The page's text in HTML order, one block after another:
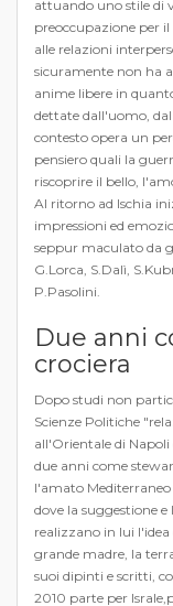
attuando uno stile di
preoccupazione per il
alle relazioni
sicuramente non ha
anime libere in
dettate dall'uomo, dal
contesto opera un
pensiero quali la
riscoprire il bello,
Al ritorno ad Ischia
impressioni ed
seppur maculato da
G.Lorca, S.Dalì,
P.Pasolini.
Due anni
crociera
Dopo studi non
Scienze Politiche
all'Orientale di
due anni come
l'amato Mediterraneo
dove la suggestione
realizzano in lui
grande madre, la
suoi dipinti e scritti,
2010 parte per